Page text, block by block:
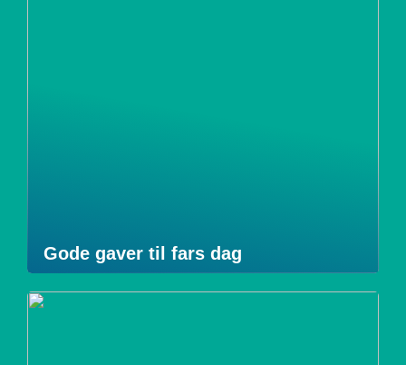
Gode gaver til fars dag